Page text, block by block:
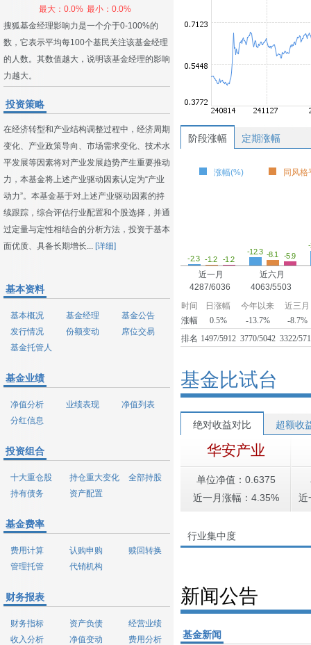
最大：0.0% 最小：0.0%
搜狐基金经理影响力是一个介于0-100%的
数，它表示平均每100个基民关注该基金经理
的人数。其数值越大，说明该基金经理的影响
力越大。
投资策略
在经济转型和产业结构调整过程中，经济周期
变化、产业政策导向、市场需求变化、技术水
平发展等因素将对产业发展趋势产生重要推动
力，本基金将上述产业驱动因素认定为“产业
动力”。本基金基于对上述产业驱动因素的持
续跟踪，综合评估行业配置和个股选择，并通
过定量与定性相结合的分析方法，投资于基本
面优质、具备长期增长... [详细]
基本资料
基本概况 基金经理
基金公告
发行情况
份额变动
席位交易
基金托管人
基金业绩
净值分析 业绩表现
净值列表
分红信息
投资组合
十大重仓股 持仓重大变化
全部持股
持有债务
资产配置
基金费率
费用计算 认购申购
赎回转换
管理托管
代销机构
财务报表
财务指标 资产负债
经营业绩
收入分析
净值变动 费用分析
阶段涨幅 定期涨幅
涨幅(%) 同风格
-2.3 -1.2 -1.2
近一月
4287/6036
-12.3 -8.1 -5.9
近六月
4063/5503
时间 日涨幅 今年以来
近三月
涨幅
0.5% -13.7%
-8.7%
排名 1497/5912 3770/5042 3322/
基金比试台
绝对收益对比 超额收
华安产业
单位净值：0.6375
近一月涨幅：4.35%
近
行业集中度
新闻公告
基金新闻